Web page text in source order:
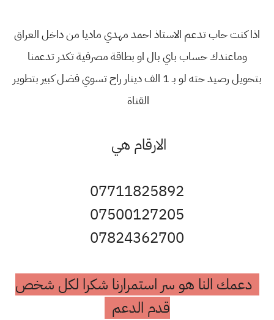
اذا كنت حاب تدعم الاستاذ احمد مهدي ماديا من داخل العراق
وماعندك حساب باي بال او بطاقة مصرفية تكدر تدعمنا
بتحويل رصيد حته لو بـ 1 الف دينار راح تسوي فضل كبير بتطوير
القناة
الارقام هي
07711825892
07500127205
07824362700
دعمك النا هو سر استمرارنا شكرا لكل شخص
قدم الدعم